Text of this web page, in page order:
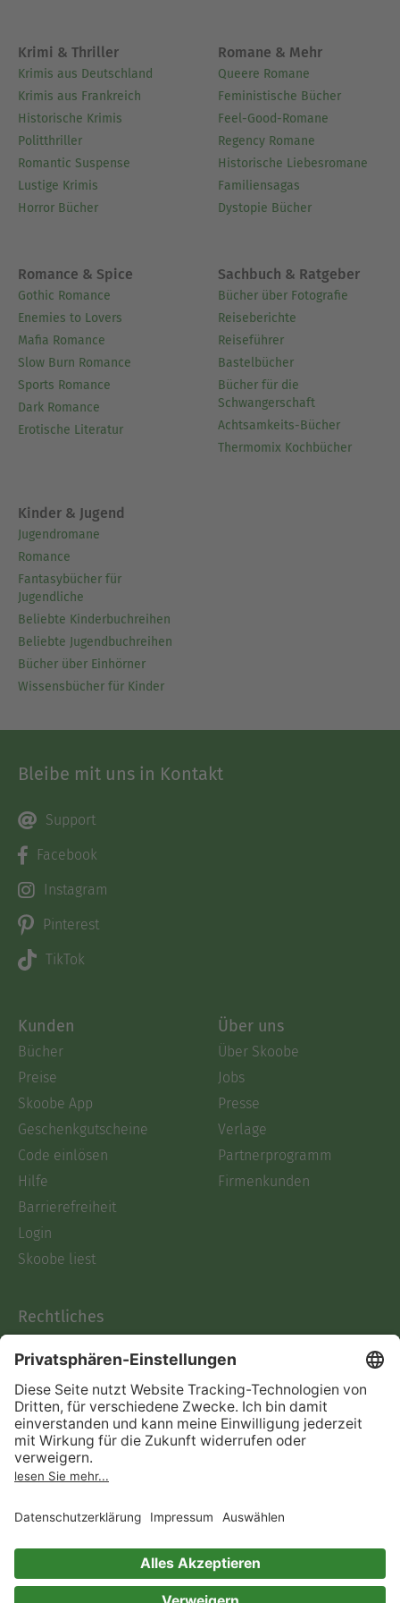
Krimi & Thriller
Krimis aus Deutschland
Krimis aus Frankreich
Historische Krimis
Politthriller
Romantic Suspense
Lustige Krimis
Horror Bücher
Romane & Mehr
Queere Romane
Feministische Bücher
Feel-Good-Romane
Regency Romane
Historische Liebesromane
Familiensagas
Dystopie Bücher
Romance & Spice
Gothic Romance
Enemies to Lovers
Mafia Romance
Slow Burn Romance
Sports Romance
Dark Romance
Erotische Literatur
Sachbuch & Ratgeber
Bücher über Fotografie
Reiseberichte
Reiseführer
Bastelbücher
Bücher für die
Schwangerschaft
Achtsamkeits-Bücher
Thermomix Kochbücher
Kinder & Jugend
Jugendromane
Romance
Fantasybücher für
Jugendliche
Beliebte Kinderbuchreihen
Beliebte Jugendbuchreihen
Bücher über Einhörner
Wissensbücher für Kinder
Bleibe mit uns in Kontakt
Support
Facebook
Instagram
Pinterest
TikTok
Kunden
Bücher
Preise
Skoobe App
Geschenkgutscheine
Code einlösen
Hilfe
Barrierefreiheit
Login
Skoobe liest
Über uns
Über Skoobe
Jobs
Presse
Verlage
Partnerprogramm
Firmenkunden
Rechtliches
AGB
Informationen nach Data
Act
Verträge hier kündigen
Impressum
Immer ein gutes Buch